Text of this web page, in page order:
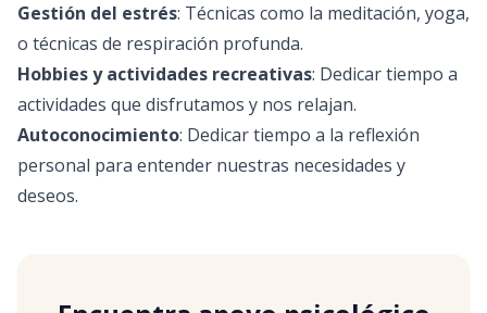
Gestión del estrés: Técnicas como la meditación, yoga,
o técnicas de respiración profunda.
Hobbies y actividades recreativas: Dedicar tiempo a
actividades que disfrutamos y nos relajan.
Autoconocimiento: Dedicar tiempo a la reflexión
personal para entender nuestras necesidades y
deseos.